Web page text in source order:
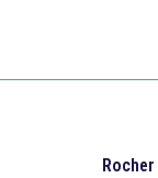
Rocher